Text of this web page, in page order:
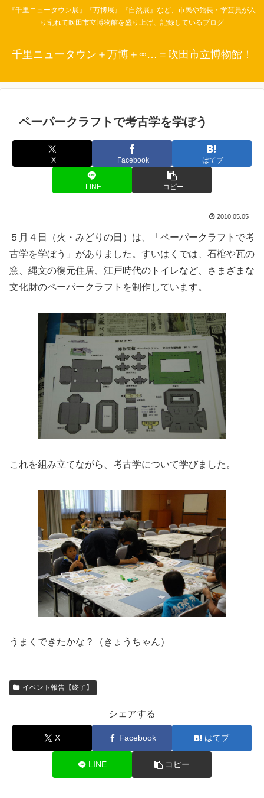
『千里ニュータウン展』『万博展』『自然展』など、市民や館長・学芸員が入
り乱れて吹田市立博物館を盛り上げ、記録しているブログ
千里ニュータウン＋万博＋∞…＝吹田市立博物館！
ペーパークラフトで考古学を学ぼう
X Facebook はてブ
LINE コピー
2010.05.05
５月４日（火・みどりの日）は、「ペーパークラフトで考
古学を学ぼう」がありました。すいはくでは、石棺や瓦の
窯、縄文の復元住居、江戸時代のトイレなど、さまざまな
文化財のペーパークラフトを制作しています。
これを組み立てながら、考古学について学びました。
うまくできたかな？（きょうちゃん）
イベント報告【終了】
シェアする
X Facebook はてブ
LINE コピー